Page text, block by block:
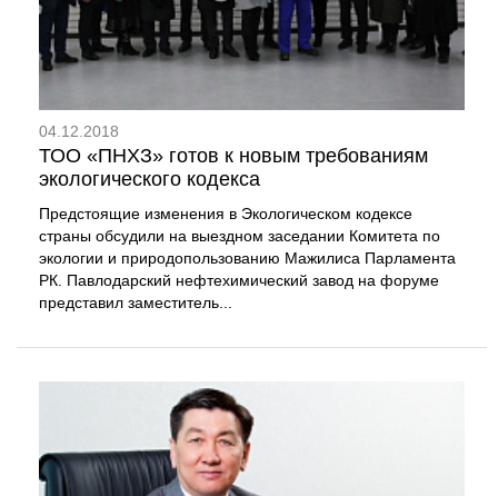
04.12.2018
ТОО «ПНХЗ» готов к новым требованиям
экологического кодекса
Предстоящие изменения в Экологическом кодексе
страны обсудили на выездном заседании Комитета по
экологии и природопользованию Мажилиса Парламента
РК. Павлодарский нефтехимический завод на форуме
представил заместитель...